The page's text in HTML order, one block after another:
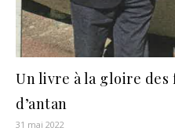
Un livre à la gloire des
d’antan
31 mai 2022